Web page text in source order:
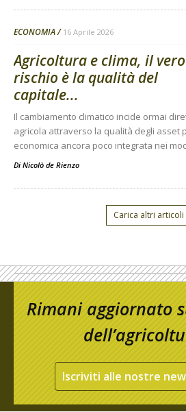
ECONOMIA 16 Aprile 2026
Agricoltura e clima, il vero
rischio è la qualità del
capitale...
Il cambiamento climatico incide ormai
agricola attraverso la qualità degli asset
economica ancora poco integrata nei
Di Nicolò de Rienzo
Carica altri articoli
Rimani aggiornato
Iscriviti alle nostre